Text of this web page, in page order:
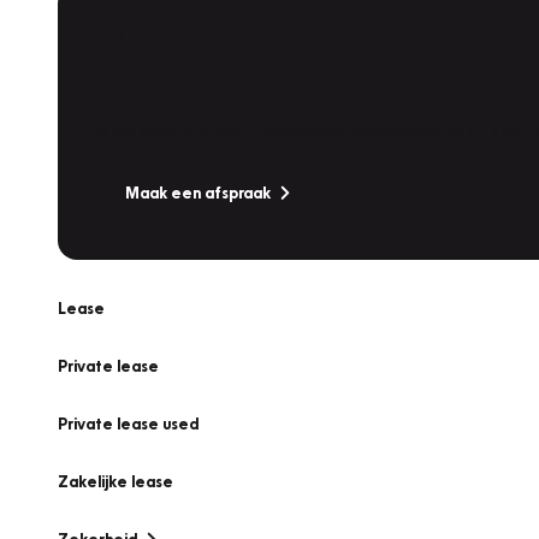
Maak een afspraak
Lease
Private lease
Private lease used
Zakelijke lease